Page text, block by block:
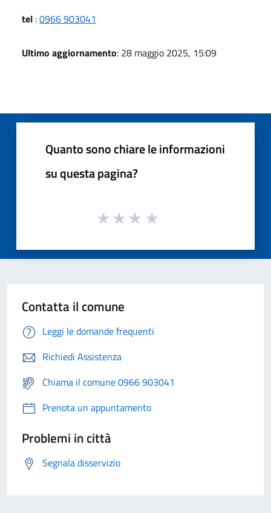
tel :0966 903041
Ultimo aggiornamento: 28 maggio 2025, 15:09
Quanto sono chiare le informazioni
su questa pagina?
Contatta il comune
Leggi le domande frequenti
Richiedi Assistenza
Chiama il comune 0966 903041
Prenota un appuntamento
Problemi in città
Segnala disservizio